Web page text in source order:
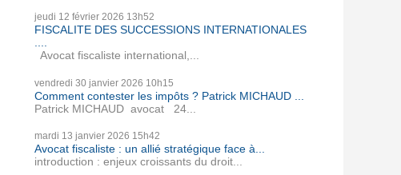
jeudi 12 février 2026 13h52
FISCALITE DES SUCCESSIONS INTERNATIONALES
Avocat fiscaliste international,...
vendredi 30 janvier 2026 10h15
Comment contester les impôts ? Patrick MICHAUD ...
Patrick MICHAUD avocat 24...
mardi 13 janvier 2026 15h42
Avocat fiscaliste : un allié stratégique face à...
introduction : enjeux croissants du droit...